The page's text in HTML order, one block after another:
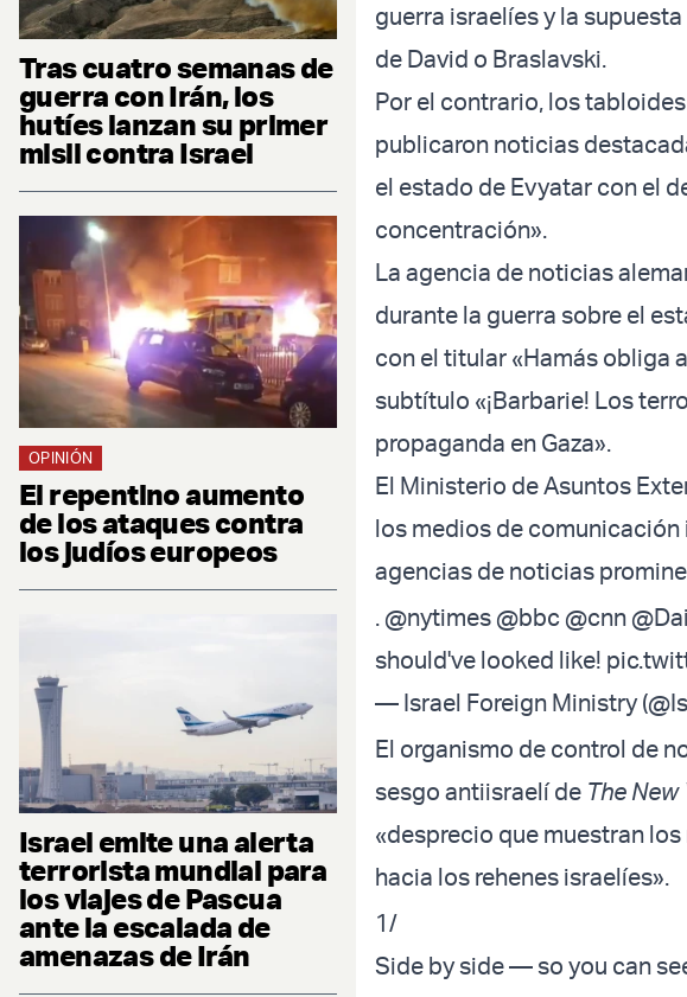
Tras cuatro semanas de
guerra con Irán, los
hutíes lanzan su primer
misil contra Israel
OPINIÓN
El repentino aumento
de los ataques contra
los judíos europeos
Israel emite una alerta
terrorista mundial para
los viajes de Pascua
ante la escalada de
amenazas de Irán
guerra israelíes y la
de David o Braslavski.
Por el contrario, los
publicaron noticias
el estado de Evyatar con el
concentración».
La agencia de noticias
durante la guerra sobre el
con el titular «Hamás obliga
subtítulo «¡Barbarie! Los
propaganda en Gaza».
El Ministerio de Asuntos
los medios de
agencias de noticias
. @nytimes @bbc @cnn
should've looked like!
— Israel Foreign Ministry
El organismo de control de
sesgo antiisraelí de The New
«desprecio que muestran
hacia los rehenes israelíes».
1/
Side by side — so you can